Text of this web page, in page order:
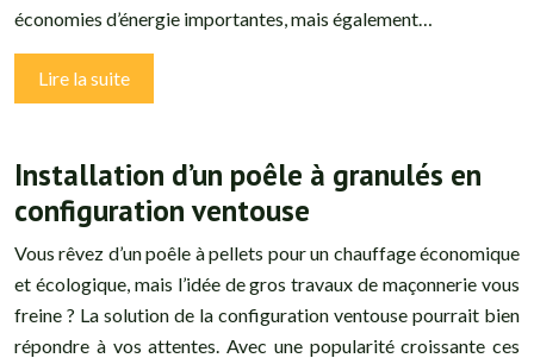
économies d’énergie importantes, mais également…
Lire la suite
Installation d’un poêle à granulés en
configuration ventouse
Vous rêvez d’un poêle à pellets pour un chauffage économique
et écologique, mais l’idée de gros travaux de maçonnerie vous
freine ? La solution de la configuration ventouse pourrait bien
répondre à vos attentes. Avec une popularité croissante ces